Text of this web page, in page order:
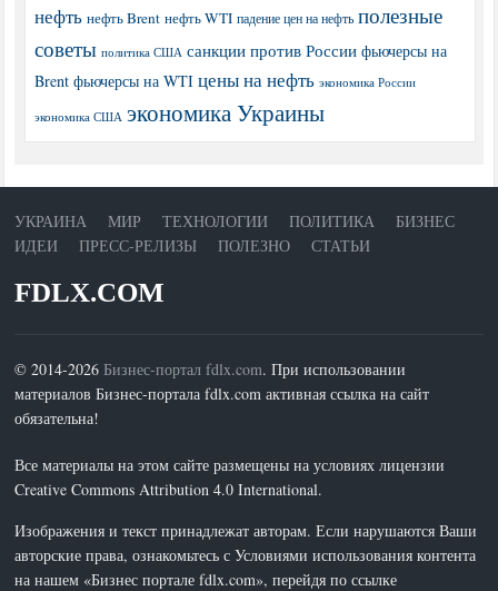
нефть нефть Brent нефть WTI падение цен на нефть полезные
советы политика США санкции против России фьючерсы на
Brent фьючерсы на WTI цены на нефть экономика России
экономика США экономика Украины
УКРАИНА МИР ТЕХНОЛОГИИ ПОЛИТИКА
БИЗНЕС
ИДЕИ
ПРЕСС-РЕЛИЗЫ ПОЛЕЗНО СТАТЬИ
FDLX.COM
© 2014-2026 Бизнес-портал fdlx.com. При использовании
материалов Бизнес-портала fdlx.com активная ссылка на сайт
обязательна!
Все материалы на этом сайте размещены на условиях лицензии
Creative Commons Attribution 4.0 International.
Изображения и текст принадлежат авторам. Если нарушаются Ваши
авторские права, ознакомьтесь с Условиями использования контента
на нашем «Бизнес портале fdlx.com», перейдя по ссылке